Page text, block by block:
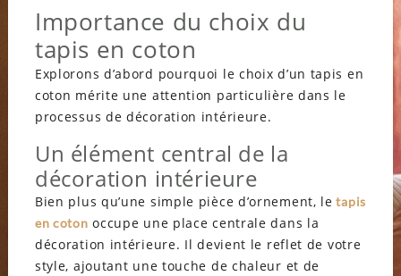
Importance du choix du
tapis en coton
Explorons d’abord pourquoi le choix d’un tapis en
coton mérite une attention particulière dans le
processus de décoration intérieure.
Un élément central de la
décoration intérieure
Bien plus qu’une simple pièce d’ornement, le tapis
en coton occupe une place centrale dans la
décoration intérieure. Il devient le reflet de votre
style, ajoutant une touche de chaleur et de